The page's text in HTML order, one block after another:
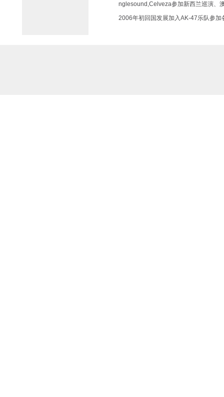
nglesound,Celveza参加新西兰巡演、
2006年初回国发展加入AK-47乐队参加